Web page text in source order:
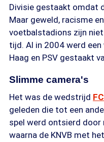
Divisie gestaakt omdat
Maar geweld, racisme
voetbalstadions zijn
tijd. Al in 2004 werd
Haag en PSV gestaakt
Slimme camera's
Het was de wedstrijd
geleden die tot een
spel werd ontsierd door
waarna de KNVB met